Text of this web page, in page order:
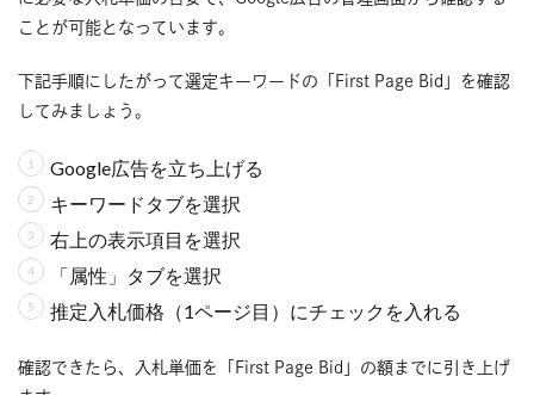
ことが可能となっています。
下記手順にしたがって選定キーワードの「First Page Bid」を確認
してみましょう。
Google広告を立ち上げる
キーワードタブを選択
右上の表示項目を選択
「属性」タブを選択
推定入札価格（1ページ目）にチェックを入れる
確認できたら、入札単価を「First Page Bid」の額までに引き上げ